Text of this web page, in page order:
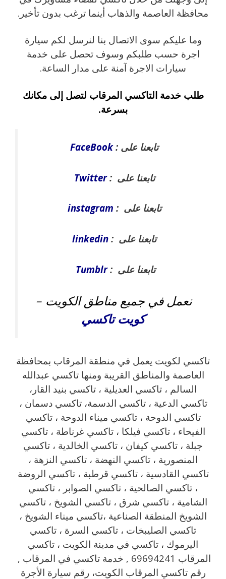
محافظة العاصمة والذهاب أينما ترغب بدون تأخير.
وما عليكم سوى الاتصال بنا لنرسل لكم سيارة
اجرة حسب طلبكم وسوف تحصل على خدمة
سيارات الاجرة آمنة على مدار الساعة.
طلب خدمة التاكسي المرقاب لتصل إلى مكانك
بسرعة.
تابعنا على :FaceBook
تابعنا على :Twitter
تابعنا على : instagram
تابعنا على : linkedin
تابعنا على :Tumblr
نعمل في جميع مناطق الكويت –
كويت تاكسي
تاكسي لكويت يعمل في منطقة المرقاب بمحافظة
العاصمة والمناطق القريبة ‎ومنها تاكسي عبدالله
السالم ، تاكسي العديلية ، تاكسي بنيد القار،
تاكسي الدعية ، تاكسي الدسمة، تاكسي دسمان ،
تاكسي الدوحة ، تاكسي ميناء الدوحة ، تاكسي
الفيحاء ، تاكسي فيلكا ، تاكسي غرناطة ، تاكسي
جبلة ، تاكسي كيفان ، تاكسي الخالدية ، تاكسي
المنصورية ، تاكسي النهضة ، تاكسي النزهة ،
تاكسي القادسية ، تاكسي قرطبة ، تاكسي الروضة
، تاكسي الصالحية ، تاكسي الصوابر ، تاكسي
الشامية ، تاكسي شرق ، تاكسي الشويخ ، تاكسي
الشويخ المنطقة الصناعية ،تاكسي ميناء الشويخ ،
تاكسي الصليبخات ، تاكسي السرة ، تاكسي
اليرموك ، تاكسي في مدينة الكويت ، تاكسي
المرقاب 69694241 , خدمة تاكسي في المرقاب ,
رقم تاكسي المرقاب الكويت، رقم سيارة الأجرة